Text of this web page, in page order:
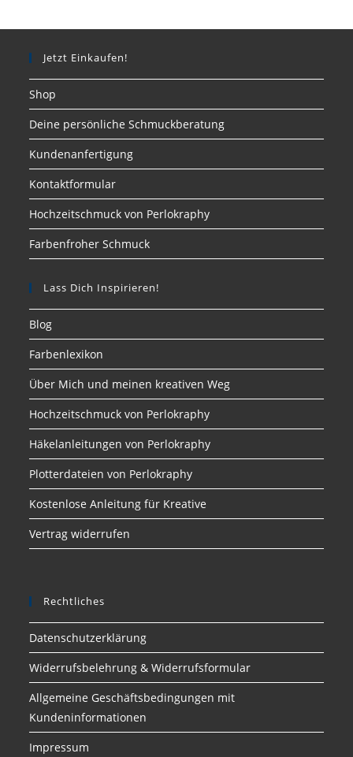
Jetzt Einkaufen!
Shop
Deine persönliche Schmuckberatung
Kundenanfertigung
Kontaktformular
Hochzeitschmuck von Perlokraphy
Farbenfroher Schmuck
Lass Dich Inspirieren!
Blog
Farbenlexikon
Über Mich und meinen kreativen Weg
Hochzeitschmuck von Perlokraphy
Häkelanleitungen von Perlokraphy
Plotterdateien von Perlokraphy
Kostenlose Anleitung für Kreative
Vertrag widerrufen
Rechtliches
Datenschutzerklärung
Widerrufsbelehrung & Widerrufsformular
Allgemeine Geschäftsbedingungen mit
Kundeninformationen
Impressum